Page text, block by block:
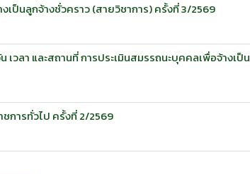
ป็นลูกจ้างชั่วคราว (สายวิชาการ) ครั้งที่ 3/2569
วลา และสถานที่ การประเมินสมรรถนะบุคคลเพื่อจ้างเป็น
การทั่วไป ครั้งที่ 2/2569